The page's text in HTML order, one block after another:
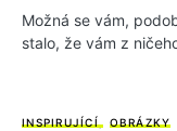
Možná se vám,
stalo, že vám z
INSPIRUJÍCÍ OBRÁZKY